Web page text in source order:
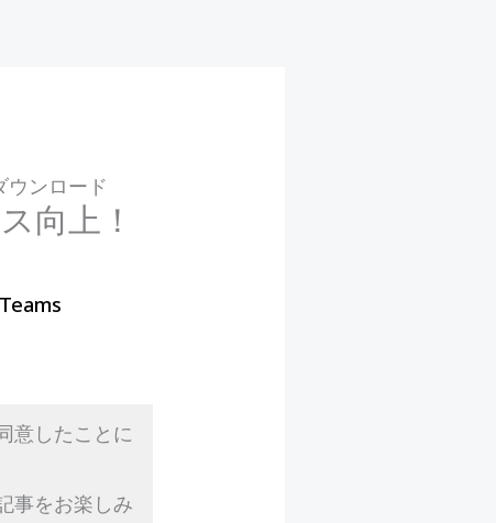
ンロード
向上！
意したことに
事をお楽しみ